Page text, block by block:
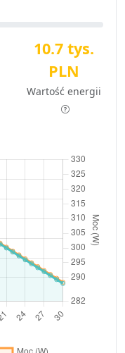
10.7 tys.
PLN
Wartość energii